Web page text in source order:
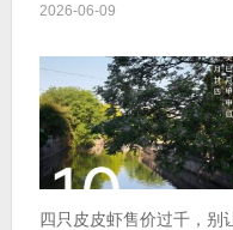
2026-06-09
四只皮皮虾售价过千，别